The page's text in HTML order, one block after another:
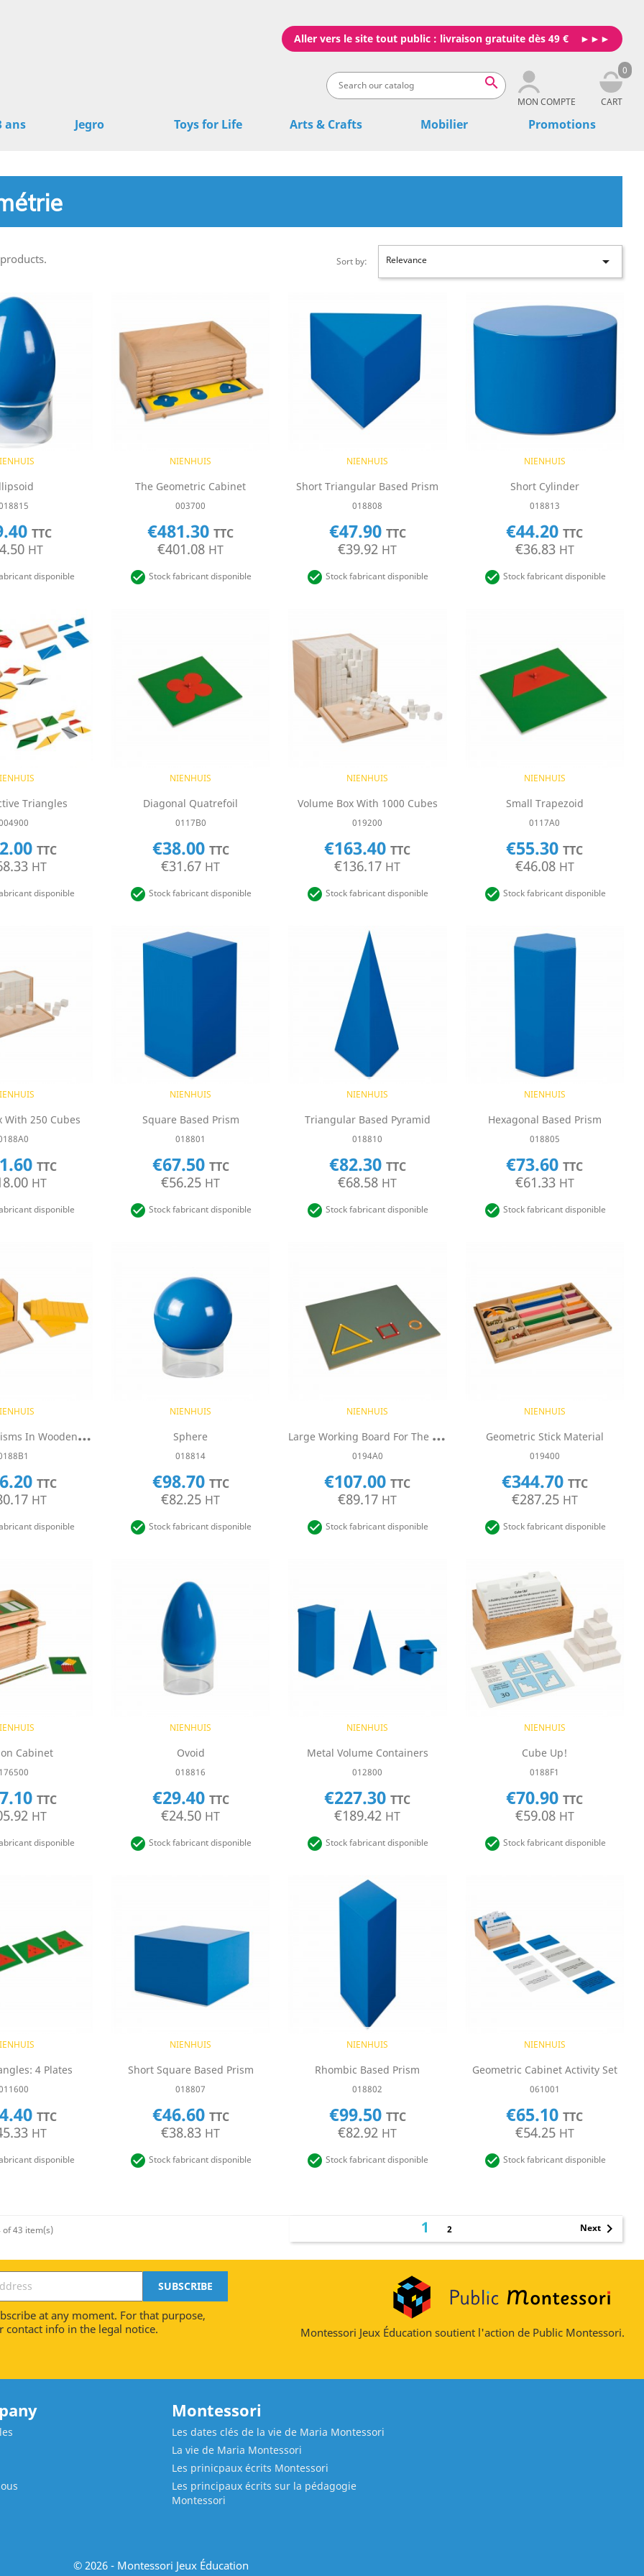
Aller vers le site tout public : livraison gratuite dès 49 €

MON COMPTE
0
CART
ans Jegro Toys for Life Arts & Crafts Mobilier Promotions
Sort by: Relevance 
view
TTC
HT
disponible
Quick view
NIENHUIS
The Geometric Cabinet
003700
€481.30 TTC
€401.08 HT
 Stock fabricant disponible
Quick view
NIENHUIS
Short Triangular Based Prism
018808
€47.90 TTC
€39.92 HT
 Stock fabricant disponible
Quick view
NIENHUIS
Short Cylinder
018813
€44.20 TTC
€36.83 HT
 Stock fabricant disponible
view
Triangles
TTC
HT
disponible
Quick view
NIENHUIS
Diagonal Quatrefoil
0117B0
€38.00 TTC
€31.67 HT
 Stock fabricant disponible
Quick view
NIENHUIS
Volume Box With 1000 Cubes
019200
€163.40 TTC
€136.17 HT
 Stock fabricant disponible
Quick view
NIENHUIS
Small Trapezoid
0117A0
€55.30 TTC
€46.08 HT
 Stock fabricant disponible
view
With 250 Cubes
TTC
HT
disponible
Quick view
NIENHUIS
Square Based Prism
018801
€67.50 TTC
€56.25 HT
 Stock fabricant disponible
Quick view
NIENHUIS
Triangular Based Pyramid
018810
€82.30 TTC
€68.58 HT
 Stock fabricant disponible
Quick view
NIENHUIS
Hexagonal Based Prism
018805
€73.60 TTC
€61.33 HT
 Stock fabricant disponible
view
F
Ive Yellow Prisms In Wooden Box
TTC
HT
disponible
Quick view
NIENHUIS
Sphere
018814
€98.70 TTC
€82.25 HT
 Stock fabricant disponible
Quick view
NIENHUIS
L
Arge Working Board For The Geometric Stick Material
0194A0
€107.00 TTC
€89.17 HT
 Stock fabricant disponible
Quick view
NIENHUIS
Geometric Stick Material
019400
€344.70 TTC
€287.25 HT
 Stock fabricant disponible
view
Cabinet
176500
TTC
HT
disponible
Quick view
NIENHUIS
Ovoid
018816
€29.40 TTC
€24.50 HT
 Stock fabricant disponible
Quick view
NIENHUIS
Metal Volume Containers
012800
€227.30 TTC
€189.42 HT
 Stock fabricant disponible
Quick view
NIENHUIS
Cube Up!
0188F1
€70.90 TTC
€59.08 HT
 Stock fabricant disponible
view
4 Plates
TTC
HT
disponible
Quick view
NIENHUIS
Short Square Based Prism
018807
€46.60 TTC
€38.83 HT
 Stock fabricant disponible
Quick view
NIENHUIS
Rhombic Based Prism
018802
€99.50 TTC
€82.92 HT
 Stock fabricant disponible
Quick view
NIENHUIS
Geometric Cabinet Activity Set
061001
€65.10 TTC
€54.25 HT
 Stock fabricant disponible
of 43 item(s) 1 2 Next
at any moment. For that purpose,
contact info in the legal notice.
Montessori Jeux Éducation soutient l'action de Public Montessori.
Montessori
Les dates clés de la vie de Maria Montessori
La vie de Maria Montessori
Les prinicpaux écrits Montessori
Les principaux écrits sur la pédagogie
Montessori
© 2026 - Montessori Jeux Éducation